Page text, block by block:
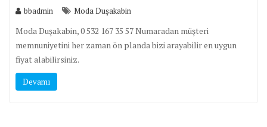
bbadmin Moda Duşakabin
Moda Duşakabin, 0 532 167 35 57 Numaradan müşteri
memnuniyetini her zaman ön planda bizi arayabilir en uygun
fiyat alabilirsiniz.
Devamı